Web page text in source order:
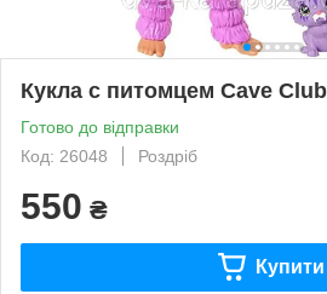
Кукла с питомцем Cave
Готово до відправки
Код: 26048
Роздріб
550 ₴
Купити